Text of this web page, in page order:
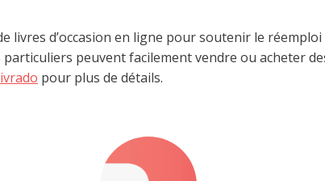
livres d’occasion en ligne pour soutenir le
peuvent facilement vendre ou acheter
pour plus de détails.